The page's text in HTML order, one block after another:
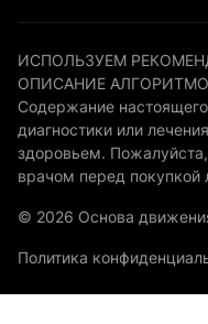
ИСПОЛЬЗУЕМ
ОПИСАНИЕ
Содержание
диагностики или
здоровьем.
врачом перед покупкой
© 2026 Основа
Политика